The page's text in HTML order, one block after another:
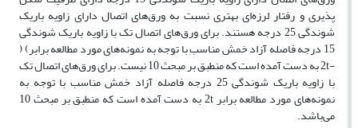
پذیری و رفتار لرزه‌ای بهتری نسبت به ورق‌های اتصال دارای زاویه باریک
شوندگی 25 درجه هستند. برای ورق‌های اتصال تک با زاویه باریک شوندگی
15 درجه فاصله آزاد خمش مناسب با توجه به نمونه‌های مورد مطالعه برابر) (
-2t به دست آمده است که منطبق بر مبحث 10 نیست. برای ورق‌های اتصال تک
با زاویه باریک شوندگی 25 درجه فاصله آزاد خمش مناسب با توجه به
نمونه‌های مورد مطالعه برابر 2t به دست آمده است که منطبق بر مبحث 10
می‌باشد.